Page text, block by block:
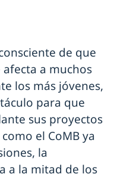
de que
afecta a muchos
los más jóvenes,
para que
sus proyectos
el CoMB ya
la
a la mitad de los